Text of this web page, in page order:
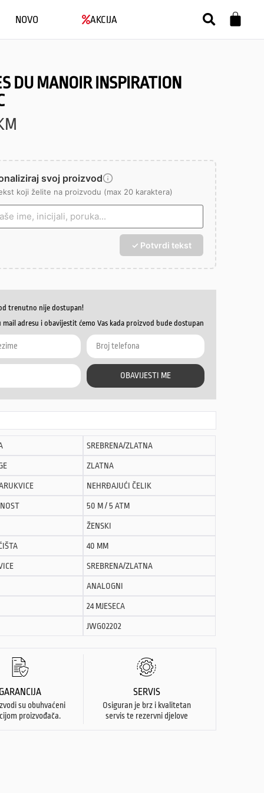
NOVO AKCIJA
DU MANOIR INSPIRATION
svoj proizvod
koji želite na proizvodu (max 20 karaktera)
✓ Potvrdi tekst
trenutno nije dostupan!
mail adresu i obavijestit ćemo Vas kada proizvod bude dostupan
OBAVIJESTI ME
SREBRENA/ZLATNA
ZLATNA
NEHRĐAJUĆI ČELIK
50 M / 5 ATM
ŽENSKI
40 MM
SREBRENA/ZLATNA
ANALOGNI
24 MJESECA
JWG02202
su obuhvaćeni
proizvođača.
SERVIS
Osiguran je brz i kvalitetan
servis te rezervni djelove